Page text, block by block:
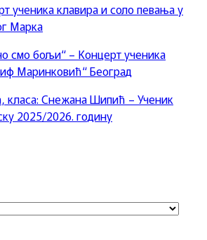
ученика клавира и соло певања у
Марка
смо бољи“ – Концерт ученика
Маринковић“ Београд
класа: Снежана Шипић – Ученик
2025/2026. годину